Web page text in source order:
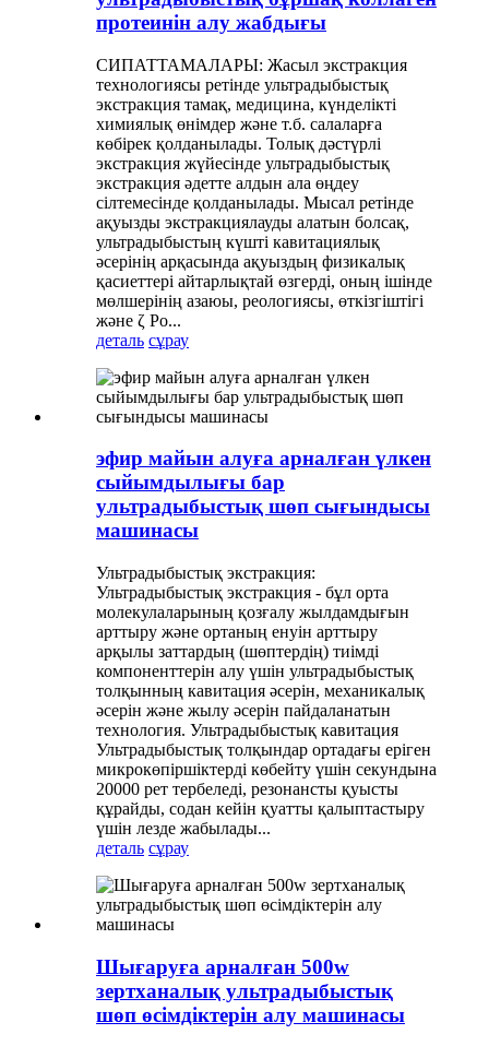
протеинін алу жабдығы
СИПАТТАМАЛАРЫ: Жасыл экстракция
технологиясы ретінде ультрадыбыстық
экстракция тамақ, медицина, күнделікті
химиялық өнімдер және т.б. салаларға
көбірек қолданылады. Толық дәстүрлі
экстракция жүйесінде ультрадыбыстық
экстракция әдетте алдын ала өңдеу
сілтемесінде қолданылады. Мысал ретінде
ақуызды экстракциялауды алатын болсақ,
ультрадыбыстың күшті кавитациялық
әсерінің арқасында ақуыздың физикалық
қасиеттері айтарлықтай өзгерді, оның ішінде
мөлшерінің азаюы, реологиясы, өткізгіштігі
және ζ Po...
деталь сұрау
эфир майын алуға арналған үлкен
сыйымдылығы бар
ультрадыбыстық шөп сығындысы
машинасы
Ультрадыбыстық экстракция:
Ультрадыбыстық экстракция - бұл орта
молекулаларының қозғалу жылдамдығын
арттыру және ортаның енуін арттыру
арқылы заттардың (шөптердің) тиімді
компоненттерін алу үшін ультрадыбыстық
толқынның кавитация әсерін, механикалық
әсерін және жылу әсерін пайдаланатын
технология. Ультрадыбыстық кавитация
Ультрадыбыстық толқындар ортадағы еріген
микрокөпіршіктерді көбейту үшін секундына
20000 рет тербеледі, резонансты қуысты
құрайды, содан кейін қуатты қалыптастыру
үшін лезде жабылады...
деталь сұрау
Шығаруға арналған 500w
зертханалық ультрадыбыстық
шөп өсімдіктерін алу машинасы